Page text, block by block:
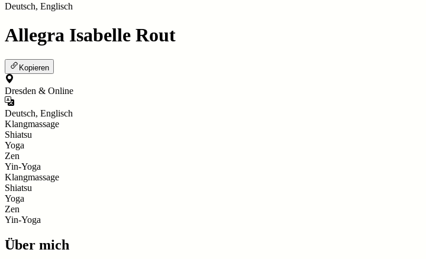
Deutsch, Englisch
Allegra Isabelle Rout
Kopieren
Dresden & Online
Deutsch, Englisch
Klangmassage
Shiatsu
Yoga
Zen
Yin-Yoga
Klangmassage
Shiatsu
Yoga
Zen
Yin-Yoga
Über mich